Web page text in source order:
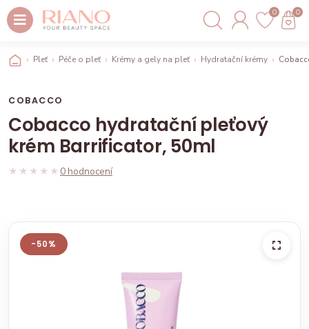
0 0
Pleť Péče o pleť Krémy a gely na pleť Hydratační krémy
COBACCO
Cobacco hydratační pleťový
krém Barrificator, 50ml
★★★★★
★★★★★ 0 hodnocení
-50%